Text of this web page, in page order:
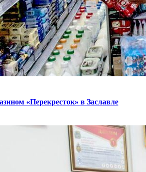
«Перекресток» в Заславле